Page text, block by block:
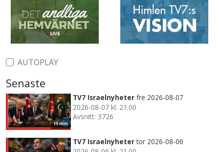
AUTOPLAY
Senaste
15 min
TV7 Israelnyheter fre 2026-08-07
2026-08-07 kl. 21.00
Avsnitt: 3726
TV7 Israelnyheter tor 2026-08-06